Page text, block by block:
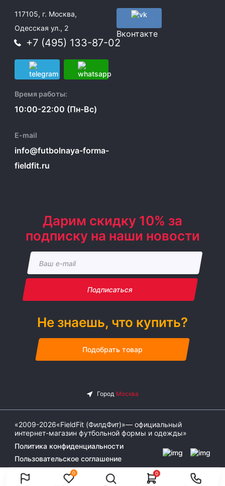
0 0
117105, г. Москва,
Одесская ул., 2
+7 (495) 133-87-02
Время работы:
10:00-22:00 (Пн-Вс)
E-mail
info@futbolnaya-forma-
fieldfit.ru
Вконтакте
Дарим скидку 10% за
подписку на наши новости
Подписаться
Не знаешь, что купить?
Подобрать товар
«2009-2026«FieldFit (ФилдФит)»— официальный
интернет-магазин футбольной формы и одежды»
Политика конфиденциальности
Пользовательское соглашение